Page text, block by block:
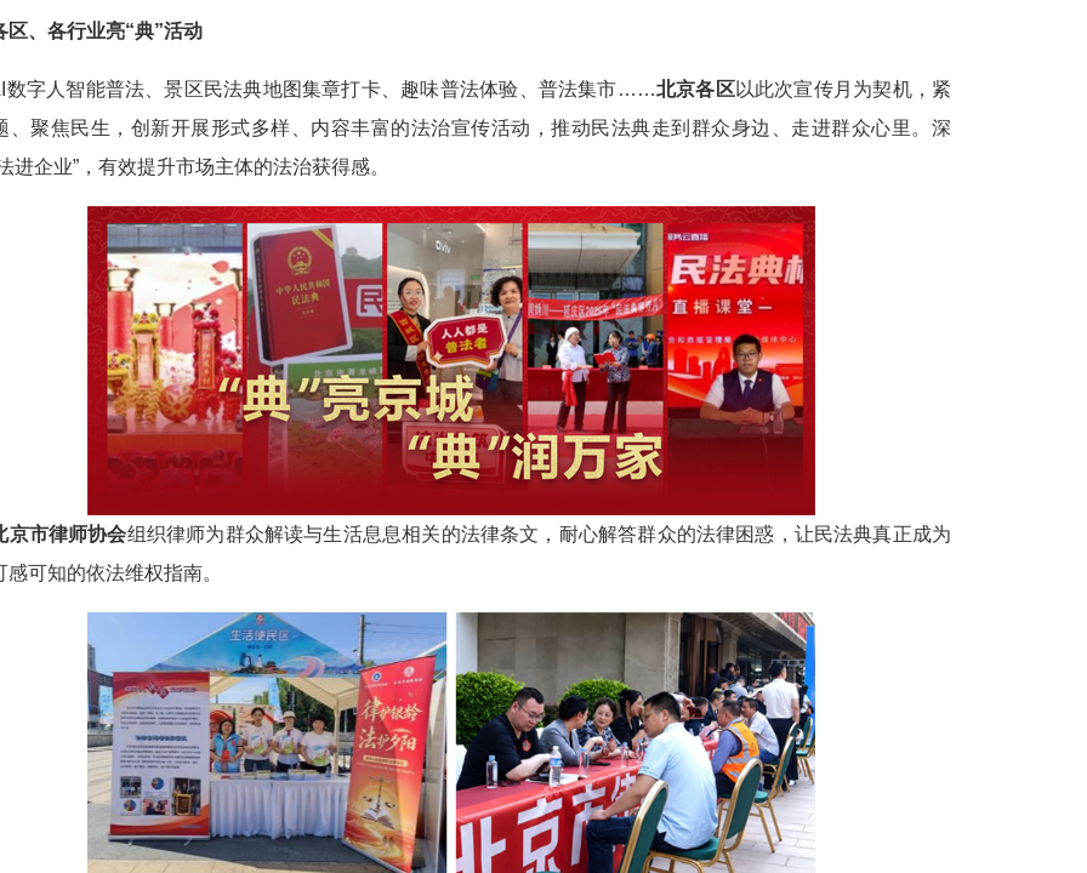
各行业亮“典”活动
人智能普法、景区民法典地图集章打卡、趣味普法体验、普法集市……北京各区以此次宣传月为契机，紧
、聚焦民生，创新开展形式多样、内容丰富的法治宣传活动，推动民法典走到群众身边、走进群众心里。深
进企业”，有效提升市场主体的法治获得感。
京市律师协会组织律师为群众解读与生活息息相关的法律条文，耐心解答群众的法律困惑，让民法典真正成为
感可知的依法维权指南。